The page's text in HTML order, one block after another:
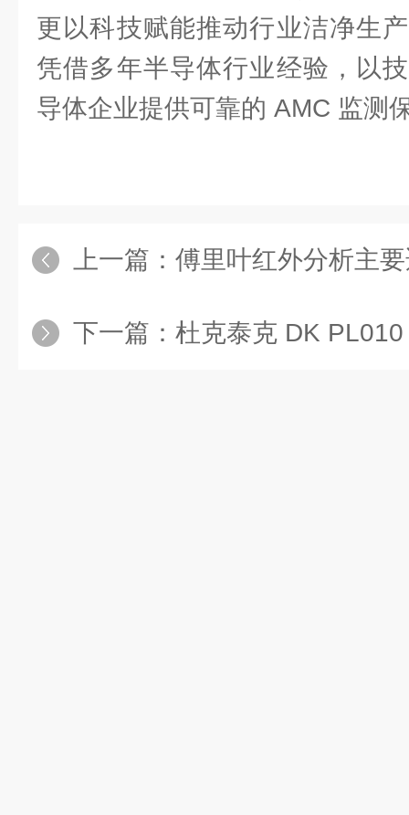
更以科技赋能推动行业洁净生
凭借多年半导体行业经验，以
导体企业提供可靠的 AMC 监测
上一篇： 傅里叶红外分析主要
下一篇： 杜克泰克 DK PL010 分析仪，赋